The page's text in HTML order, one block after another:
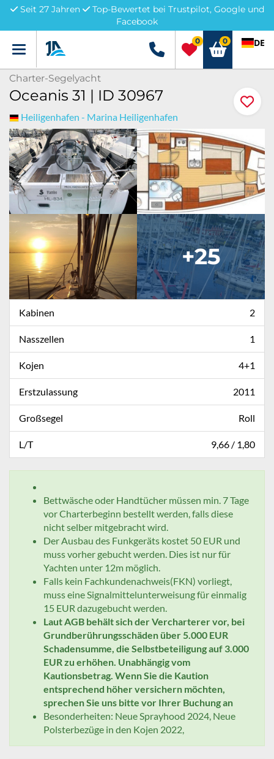
Seit 27 Jahren
Top-Bewertet bei Trustpilot, Google und
Facebook
Menü +49 5741 3222690
0 0 DE
Charter-Segelyacht
Oceanis 31 | ID 30967
Heiligenhafen - Marina Heiligenhafen
+25
Kabinen 2
Nasszellen 1
Kojen 4+1
Erstzulassung 2011
Großsegel Roll
L/T 9,66 / 1,80
Bettwäsche oder Handtücher müssen min. 7 Tage
vor Charterbeginn bestellt werden, falls diese
nicht selber mitgebracht wird.
Der Ausbau des Funkgeräts kostet 50 EUR und
muss vorher gebucht werden. Dies ist nur für
Yachten unter 12m möglich.
Falls kein Fachkundenachweis(FKN) vorliegt,
muss eine Signalmittelunterweisung für einmalig
15 EUR dazugebucht werden.
Laut AGB behält sich der Vercharterer vor, bei
Grundberührungsschäden über 5.000 EUR
Schadensumme, die Selbstbeteiligung auf 3.000
EUR zu erhöhen. Unabhängig vom
Kautionsbetrag. Wenn Sie die Kaution
entsprechend höher versichern möchten,
sprechen Sie uns bitte vor Ihrer Buchung an
Besonderheiten: Neue Sprayhood 2024, Neue
Polsterbezüge in den Kojen 2022,